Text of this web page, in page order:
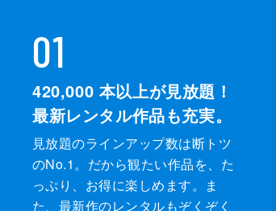
01
420,000 本以上が見放題！
最新レンタル作品も充実。
見放題のラインアップ数は断トツ
のNo.1。だから観たい作品を、た
っぷり、お得に楽しめます。ま
た、最新作のレンタルもぞくぞく